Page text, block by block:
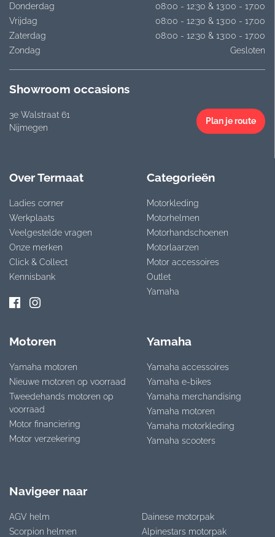
Donderdag
08:00 - 12:30 & 13:00 - 17:00
Vrijdag
08:00 - 12:30 & 13:00 - 17:00
Zaterdag
08:00 - 12:30 & 13:00 - 17:00
Zondag
Gesloten
Showroom occasions
3e Walstraat 61
Nijmegen
Plan je route
Over Termaat
Ladies corner
Werkplaats
Veelgestelde vragen
Onze merken
Click & Collect
Kennisbank
Categorieën
Motorkleding
Motorhelmen
Motorhandschoenen
Motorlaarzen
Motor accessoires
Outlet
Yamaha
Motoren
Yamaha motoren
Nieuwe motoren op voorraad
Tweedehands motoren op
voorraad
Motor financiering
Motor verzekering
Yamaha
Yamaha accessoires
Yamaha e-bikes
Yamaha merchandising
Yamaha motoren
Yamaha motorkleding
Yamaha scooters
Navigeer naar
AGV helm
Scorpion helmen
Dainese motorpak
Alpinestars motorpak